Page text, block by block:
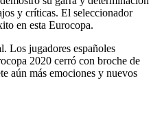
y críticas. El seleccionador
en esta Eurocopa.
Los jugadores españoles
2020 cerró con broche de
aún más emociones y nuevos